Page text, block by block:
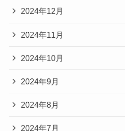
2024年12月
2024年11月
2024年10月
2024年9月
2024年8月
2024年7月